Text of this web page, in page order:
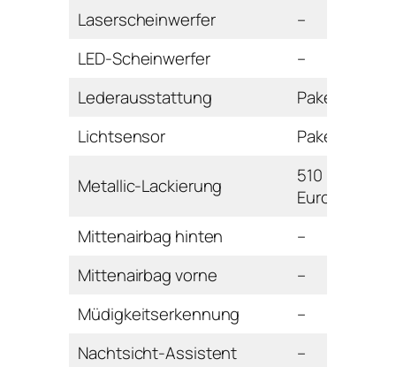
Laserscheinwerfer
–
LED-Scheinwerfer
–
Lederausstattung
Paket
Lichtsensor
Paket
Metallic-Lackierung
510
Euro
Mittenairbag hinten
–
Mittenairbag vorne
–
Müdigkeitserkennung
–
Nachtsicht-Assistent
–